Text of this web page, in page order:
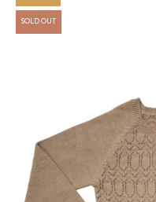
SOLD OUT